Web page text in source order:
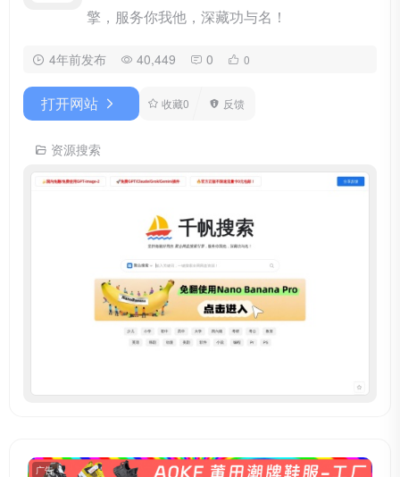
擎，服务你我他，深藏功与名！
4年前发布 40,449 0 0
打开网站 收藏0 反馈
资源搜索
广告